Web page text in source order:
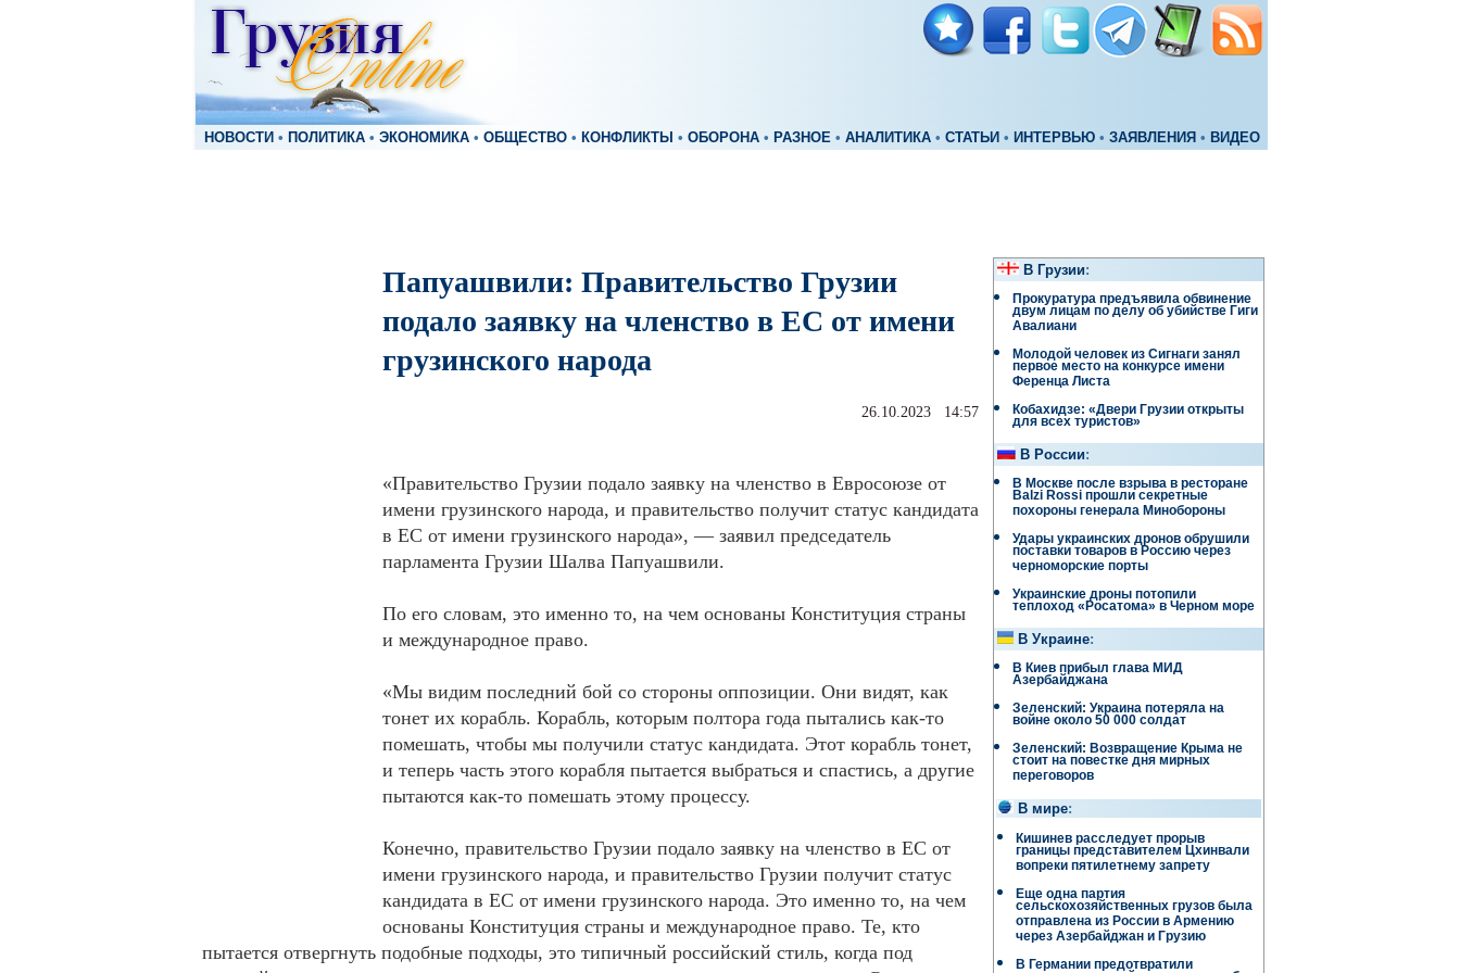
НОВОСТИ • ПОЛИТИКА • ЭКОНОМИКА • ОБЩЕСТВО • КОНФЛИКТЫ • ОБОРОНА • РАЗНОЕ • АНАЛИТИКА • СТАТЬИ • ИНТЕРВЬЮ • ЗАЯВЛЕНИЯ • ВИДЕО
Папуашвили: Правительство Грузии
подало заявку на членство в ЕС от имени
грузинского народа
26.10.2023 14:57
«Правительство Грузии подало заявку на членство в Евросоюзе от
имени грузинского народа, и правительство получит статус кандидата
в ЕС от имени грузинского народа», — заявил председатель
парламента Грузии Шалва Папуашвили.
По его словам, это именно то, на чем основаны Конституция страны
и международное право.
«Мы видим последний бой со стороны оппозиции. Они видят, как
тонет их корабль. Корабль, которым полтора года пытались как-то
помешать, чтобы мы получили статус кандидата. Этот корабль тонет,
и теперь часть этого корабля пытается выбраться и спастись, а другие
пытаются как-то помешать этому процессу.
Конечно, правительство Грузии подало заявку на членство в ЕС от
имени грузинского народа, и правительство Грузии получит статус
кандидата в ЕС от имени грузинского народа. Это именно то, на чем
основаны Конституция страны и международное право. Те, кто
пытается отвергнуть подобные подходы, это типичный российский стиль, когда под
В Грузии:
Прокуратура предъявила обвинение
двум лицам по делу об убийстве Гиги
Авалиани
Молодой человек из Сигнаги занял
первое место на конкурсе имени
Ференца Листа
Кобахидзе: «Двери Грузии открыты
для всех туристов»
В России:
В Москве после взрыва в ресторане
Balzi Rossi прошли секретные
похороны генерала Минобороны
Удары украинских дронов обрушили
поставки товаров в Россию через
черноморские порты
Украинские дроны потопили
теплоход «Росатома» в Черном море
В Украине:
В Киев прибыл глава МИД
Азербайджана
Зеленский: Украина потеряла на
войне около 50 000 солдат
Зеленский: Возвращение Крыма не
стоит на повестке дня мирных
переговоров
В мире:
Кишинев расследует прорыв
границы представителем Цхинвали
вопреки пятилетнему запрету
Еще одна партия
сельскохозяйственных грузов была
отправлена ​​из России в Армению
через Азербайджан и Грузию
В Германии предотвратили